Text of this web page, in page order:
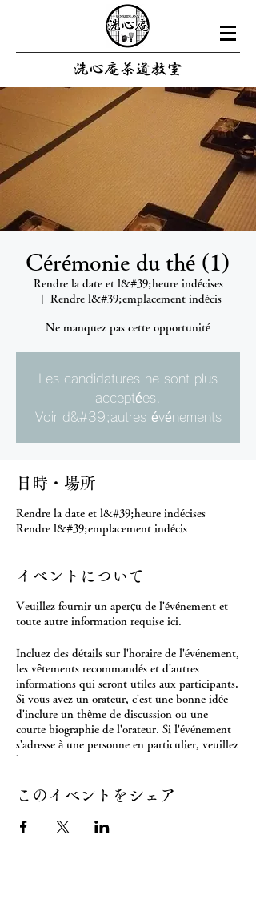
Cérémonie du thé (1)
Rendre la date et l&#39;heure indécises
Rendre l&#39;emplacement indécis
Ne manquez pas cette opportunité
Les candidatures ne sont plus
acceptées.
Voir d&#39;autres événements
日時・場所
Rendre la date et l&#39;heure indécises
Rendre l&#39;emplacement indécis
イベントについて
Veuillez fournir un aperçu de l'événement et
toute autre information requise ici.
Incluez des détails sur l'horaire de l'événement,
les vêtements recommandés et d'autres
informations qui seront utiles aux participants.
Si vous avez un orateur, c'est une bonne idée
d'inclure un thème de discussion ou une
courte biographie de l'orateur. Si l'événement
s'adresse à une personne en particulier, veuillez
Utilisez cette colonne pour présenter
sa tenue, et motivez les utilisateurs à
このイベントをシェア